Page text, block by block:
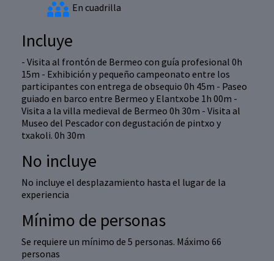
En cuadrilla
Incluye
- Visita al frontón de Bermeo con guía profesional 0h
15m - Exhibición y pequeño campeonato entre los
participantes con entrega de obsequio 0h 45m - Paseo
guiado en barco entre Bermeo y Elantxobe 1h 00m -
Visita a la villa medieval de Bermeo 0h 30m - Visita al
Museo del Pescador con degustación de pintxo y
txakoli. 0h 30m
No incluye
No incluye el desplazamiento hasta el lugar de la
experiencia
Mínimo de personas
Se requiere un mínimo de 5 personas. Máximo 66
personas